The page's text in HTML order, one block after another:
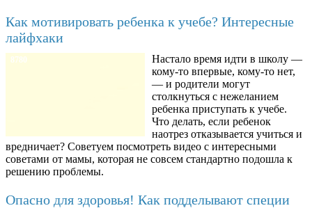
Как мотивировать ребенка к учебе? Интересные
лайфхаки
8780
Настало время идти в школу —
кому-то впервые, кому-то нет,
— и родители могут
столкнуться с нежеланием
ребенка приступать к учебе.
Что делать, если ребенок
наотрез отказывается учиться и
вредничает? Советуем посмотреть видео с интересными
советами от мамы, которая не совсем стандартно подошла к
решению проблемы.
Опасно для здоровья! Как подделывают специи